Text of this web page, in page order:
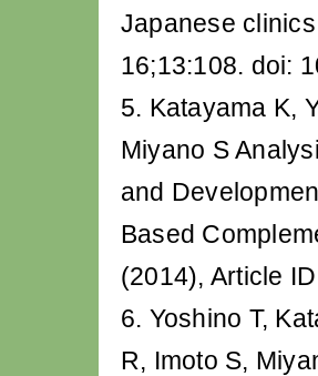
Japanese
16;13:108. doi:
5. Katayama K,
Miyano S
and
Based
(2014), Article
6. Yoshino T,
R, Imoto S,